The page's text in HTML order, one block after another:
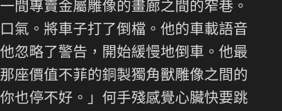
間專賣金屬雕像的畫廊之間的窄巷。
氣。將車子打了倒檔。他的車載語音
忽略了警告，開始緩慢地倒車。他最
座價值不菲的銅製獨角獸雕像之間的
也停不好。」何手殘感覺心臟快要跳